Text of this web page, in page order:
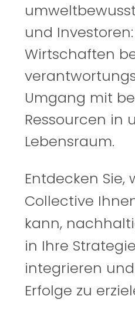
und
Wirtschaften
Umgang mit
Ressourcen in
Lebensraum.
Entdecken Sie,
Collective
kann,
in Ihre
integrieren
Erfolge zu